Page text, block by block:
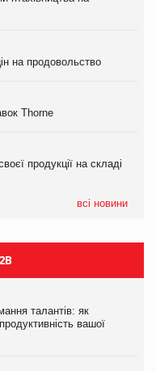
на продовольство
Thorne
продукції на складі
всі новини
на продовольство
Thorne
продукції на складі
на продовольство
Thorne
продукції на складі
талантів: як
вашої